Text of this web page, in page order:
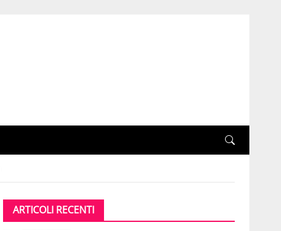
ARTICOLI RECENTI